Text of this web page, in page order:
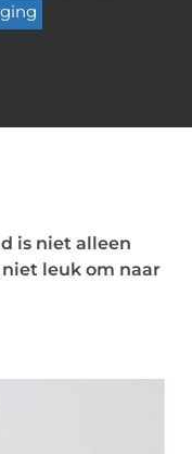
is niet alleen
leuk om naar